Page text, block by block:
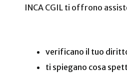
INCA CGIL ti offrono
verificano il tuo
ti spiegano cosa